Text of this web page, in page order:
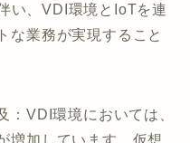
い、VDI環境とIoTを連
な業務が実現すること
：VDI環境においては、
増加しています。仮想